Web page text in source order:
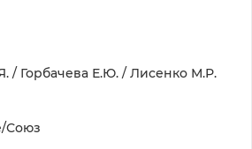
/ Горбачева Е.Ю. / Лисенко М.Р.
Союз